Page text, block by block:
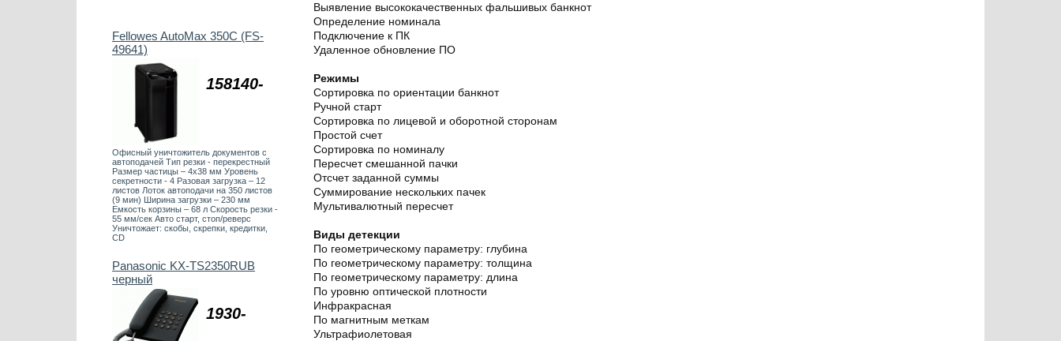
158140-
Fellowes AutoMax 350C (FS-
49641)
Офисный уничтожитель документов с
автоподачей Тип резки - перекрестный
Размер частицы – 4х38 мм Уровень
секретности - 4 Разовая загрузка – 12
листов Лоток автоподачи на 350 листов
(9 мин) Ширина загрузки – 230 мм
Емкость корзины – 68 л Скорость резки -
55 мм/сек Авто старт, стоп/реверс
Уничтожает: скобы, скрепки, кредитки,
CD
1930-
Panasonic KX-TS2350RUB
черный
Выявление высококачественных фальшивых банкнот
Определение номинала
Подключение к ПК
Удаленное обновление ПО
Режимы
Сортировка по ориентации банкнот
Ручной старт
Сортировка по лицевой и оборотной сторонам
Простой счет
Сортировка по номиналу
Пересчет смешанной пачки
Отсчет заданной суммы
Суммирование нескольких пачек
Мультивалютный пересчет
Виды детекции
По геометрическому параметру: глубина
По геометрическому параметру: толщина
По геометрическому параметру: длина
По уровню оптической плотности
Инфракрасная
По магнитным меткам
Ультрафиолетовая